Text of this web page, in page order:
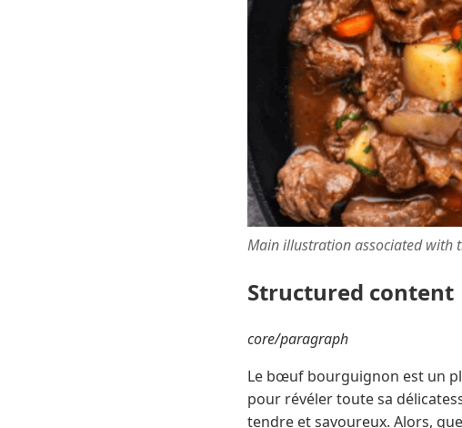
Main illustration associated with
Structured content
core/paragraph
Le bœuf bourguignon est un
pour révéler toute sa
tendre et savoureux. Alors,